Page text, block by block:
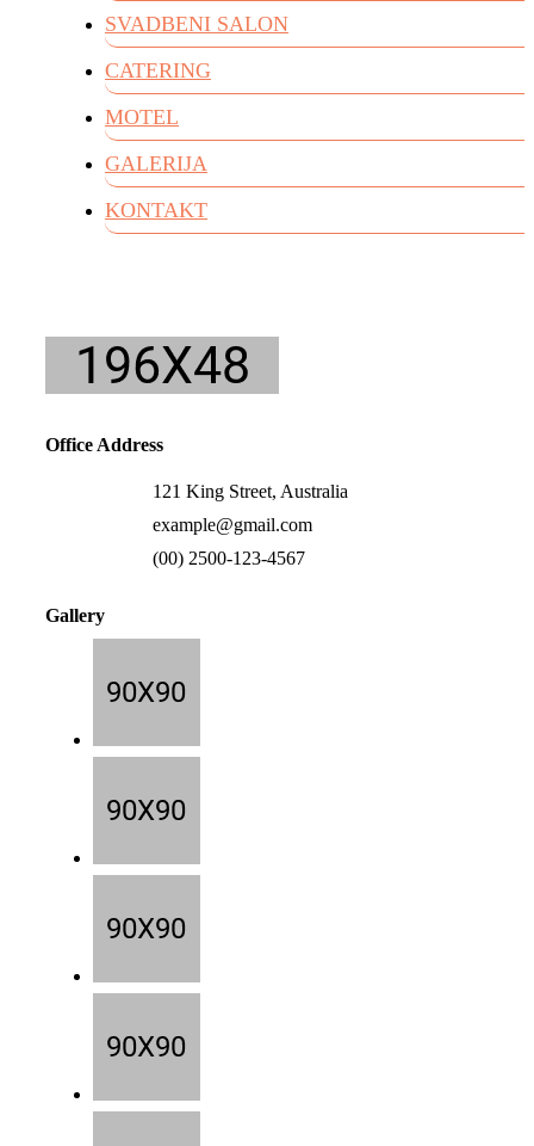
SVADBENI SALON
CATERING
MOTEL
GALERIJA
KONTAKT
Office Address
121 King Street, Australia
example@gmail.com
(00) 2500-123-4567
Gallery